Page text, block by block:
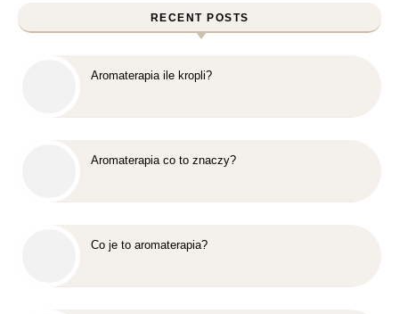
RECENT POSTS
Aromaterapia ile kropli?
Aromaterapia co to znaczy?
Co je to aromaterapia?